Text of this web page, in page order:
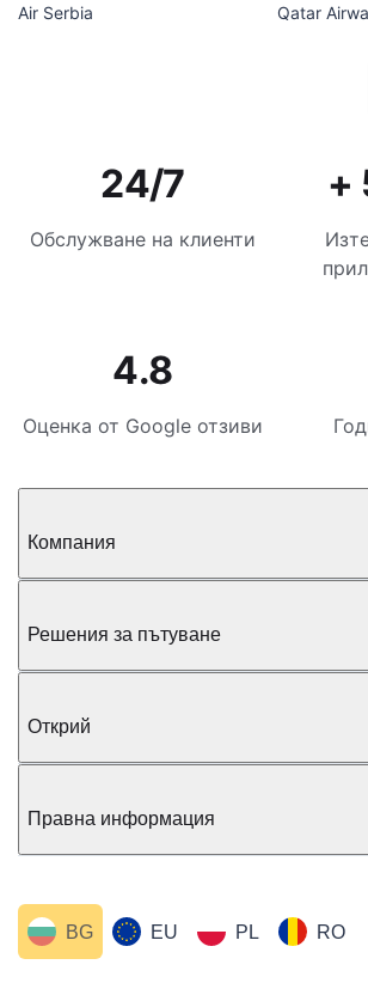
Air Serbia
Qatar
24/7
Обслужване на клиенти
+
4.8
Оценка от Google отзиви
Компания
Решения за пътуване
Открий
Правна информация
EU
BG PL RO